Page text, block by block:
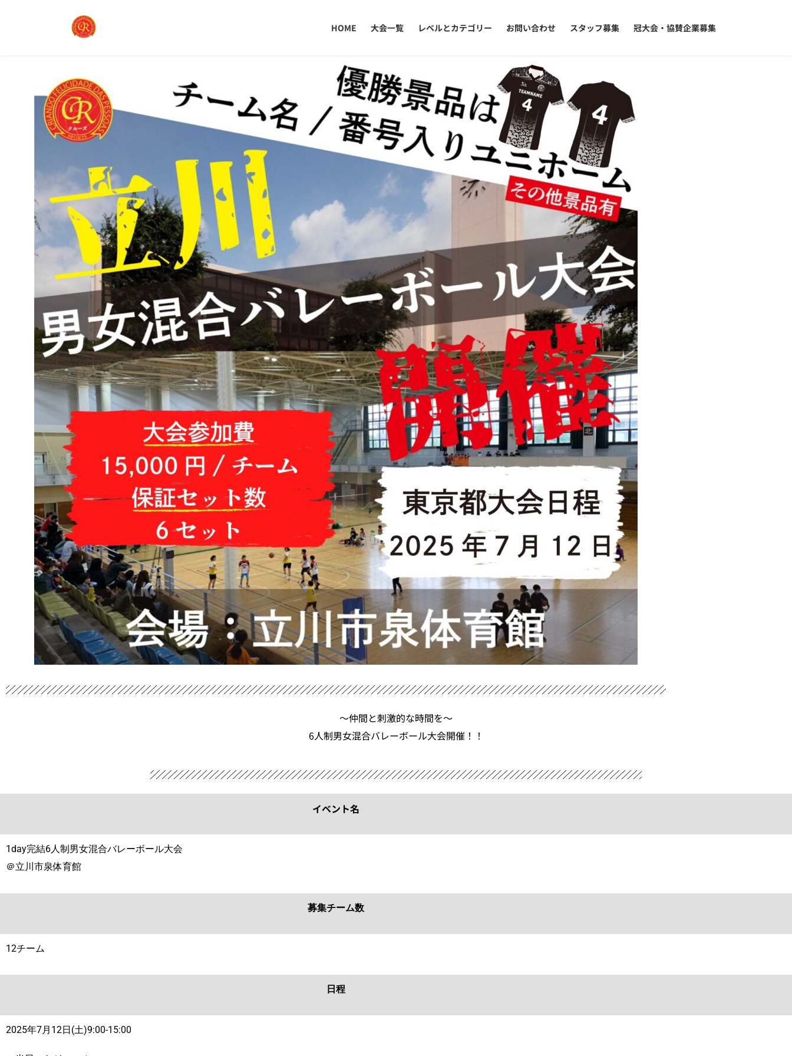
HOME 大会一覧 レベルとカテゴリー お問い合わせ スタッフ募集 冠大会・協賛企業募集
〜仲間と刺激的な時間を〜
6人制男女混合バレーボール大会開催！！
イベント名
1day完結6人制男女混合バレーボール大会
＠立川市泉体育館
募集チーム数
12チーム
日程
2025年7月12日(土)9:00-15:00